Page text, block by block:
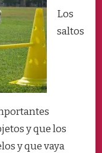
Los
saltos
y que los
y que vaya